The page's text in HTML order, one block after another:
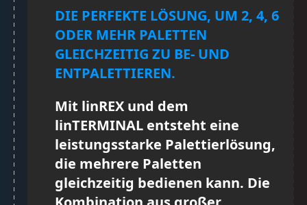
DIE PERFEKTE LÖSUNG, UM 2, 4, 6
ODER MEHR PALETTEN
GLEICHZEITIG ZU BE- UND
ENTPALETTIEREN.
Mit linREX und dem
linTERMINAL entsteht eine
leistungsstarke Palettierlösung,
die mehrere Paletten
gleichzeitig bedienen kann. Die